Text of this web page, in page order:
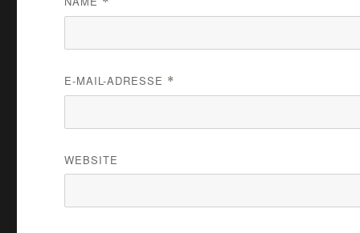
E-MAIL-ADRESSE *
WEBSITE